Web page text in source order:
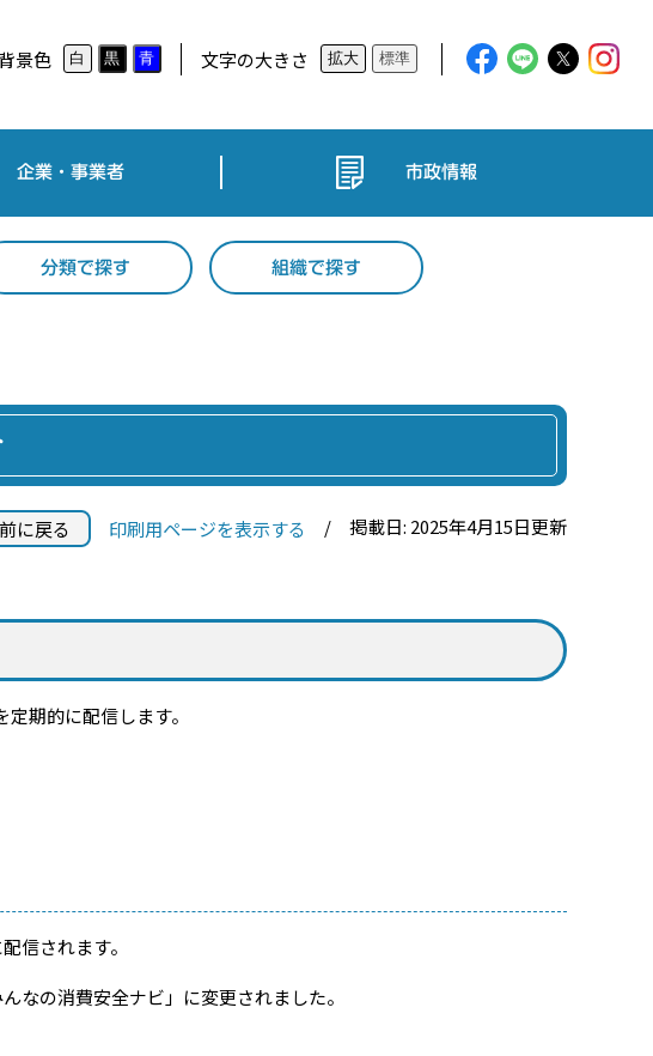
背景色 白 黒 青 文字の大きさ 拡大 標準
企業・事業者 市政情報
分類で探す 組織で探す
前に戻る 印刷用ページを表示する 掲載日: 2025年4月15日更新
期的に配信します。
信されます。
の消費安全ナビ」に変更されました。